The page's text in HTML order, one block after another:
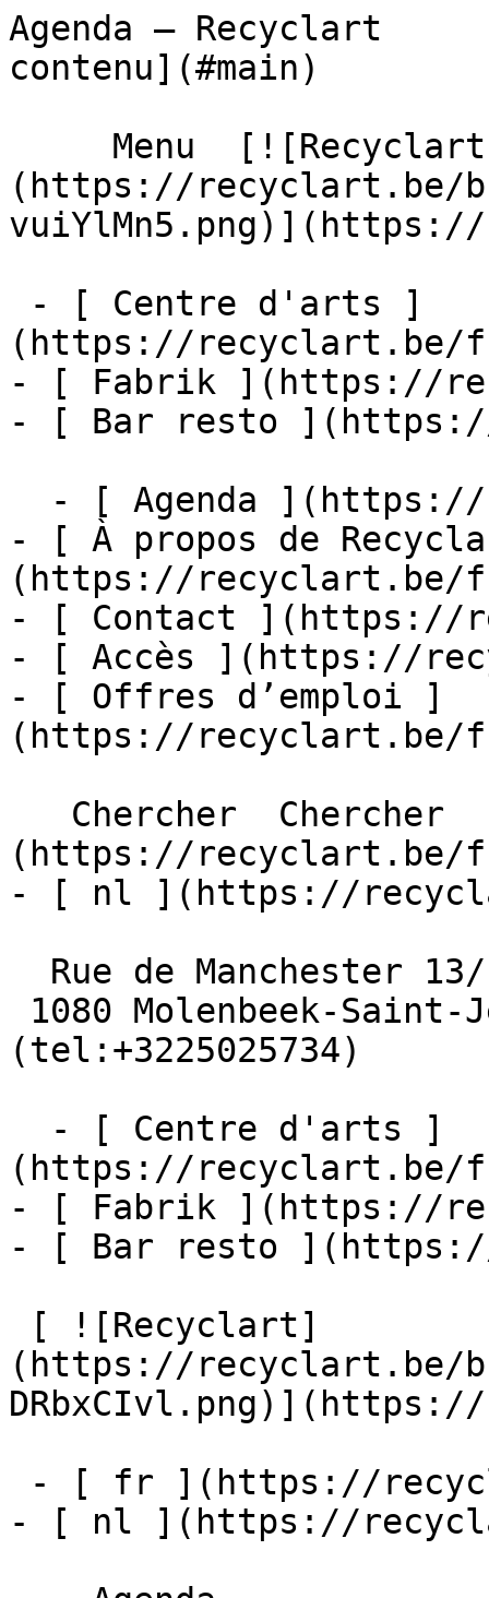
Agenda –
contenu](#main)
(https://recyclart.be/
(https://recyclart.be/
- [ Fabrik ](https://
- [ Bar resto
- [ À propos de
(https://recyclart.be/
- [ Contact ](https://
- [ Accès ](https://
- [ Offres d’emploi ]
(https://recyclart.be/
(https://recyclart.be/
- [ nl ](https://
(tel:+3225025734)
(https://recyclart.be/
- [ Fabrik ](https://
- [ Bar resto
(https://recyclart.be/
- [ nl ](https://